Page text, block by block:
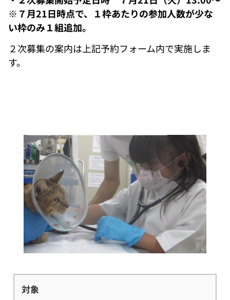
※ ７月21日時点で、１枠あたりの参加人数が少な
い枠のみ１組追加。
２次募集の案内は上記予約フォーム内で実施しま
す。
対象